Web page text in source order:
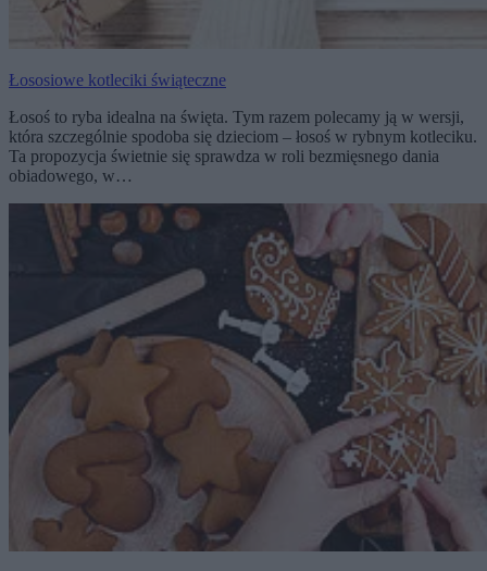
Łososiowe kotleciki świąteczne
Łosoś to ryba idealna na święta. Tym razem polecamy ją w wersji,
która szczególnie spodoba się dzieciom – łosoś w rybnym kotleciku.
Ta propozycja świetnie się sprawdza w roli bezmięsnego dania
obiadowego, w…